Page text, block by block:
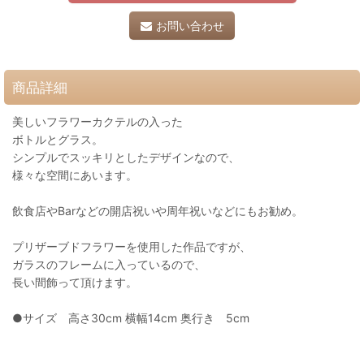
お問い合わせ
商品詳細
美しいフラワーカクテルの入った
ボトルとグラス。
シンプルでスッキリとしたデザインなので、
様々な空間にあいます。
飲食店やBarなどの開店祝いや周年祝いなどにもお勧め。
プリザーブドフラワーを使用した作品ですが、
ガラスのフレームに入っているので、
長い間飾って頂けます。
●サイズ 高さ30cm 横幅14cm 奥行き 5cm